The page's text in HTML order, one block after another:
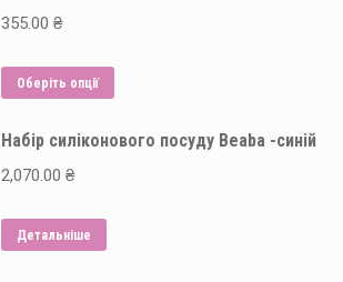
355.00 ₴
Оберіть опції
має
Набір силіконового посуду Beaba -синій
2,070.00 ₴
Детальніше